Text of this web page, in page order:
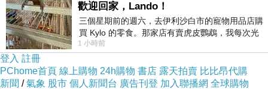
比起每天在廚房裡拿鍋鏟的廚師，市場裡賣食材
的老鋪，每天吃的摸的想的維生的，都是食材，
個個經驗老道，品味非凡。
「東菜市」賣豬肉賣35年的馬孝如說：醃豬肉加
歡迎回家，Lando！
三個星期前的週六，去伊利沙白市的寵物用品店購
買 Kylo 的零食。那家店有賣虎皮鸚鵡，我每次光
顧都會去看一下。他們偶爾會引進 C
1 小時前
登入 註冊
PChome首頁 線上購物 24h購物 書店 露天拍賣 比比昂代購
新聞 /氣象 股市 個人新聞台 廣告刊登 加入聯播網 全球購物